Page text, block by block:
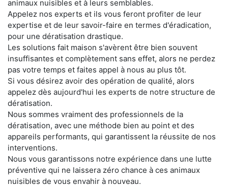
animaux nuisibles et à leurs semblables.
Appelez nos experts et ils vous feront profiter de leur
expertise et de leur savoir-faire en termes d'éradication,
pour une dératisation drastique.
Les solutions fait maison s'avèrent être bien souvent
insuffisantes et complètement sans effet, alors ne perdez
pas votre temps et faites appel à nous au plus tôt.
Si vous désirez avoir des opération de qualité, alors
appelez dès aujourd'hui les experts de notre structure de
dératisation.
Nous sommes vraiment des professionnels de la
dératisation, avec une méthode bien au point et des
appareils performants, qui garantissent la réussite de nos
interventions.
Nous vous garantissons notre expérience dans une lutte
préventive qui ne laissera zéro chance à ces animaux
nuisibles de vous envahir à nouveau.